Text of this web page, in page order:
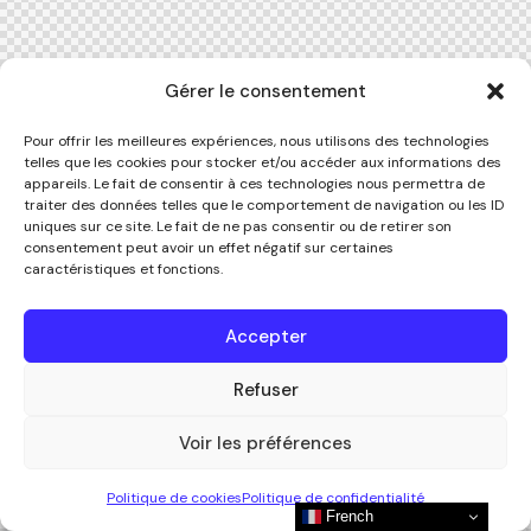
Gérer le consentement
Pour offrir les meilleures expériences, nous utilisons des technologies
telles que les cookies pour stocker et/ou accéder aux informations des
appareils. Le fait de consentir à ces technologies nous permettra de
traiter des données telles que le comportement de navigation ou les ID
uniques sur ce site. Le fait de ne pas consentir ou de retirer son
consentement peut avoir un effet négatif sur certaines
caractéristiques et fonctions.
Accepter
Refuser
Voir les préférences
Politique de cookiesPolitique de confidentialité
French